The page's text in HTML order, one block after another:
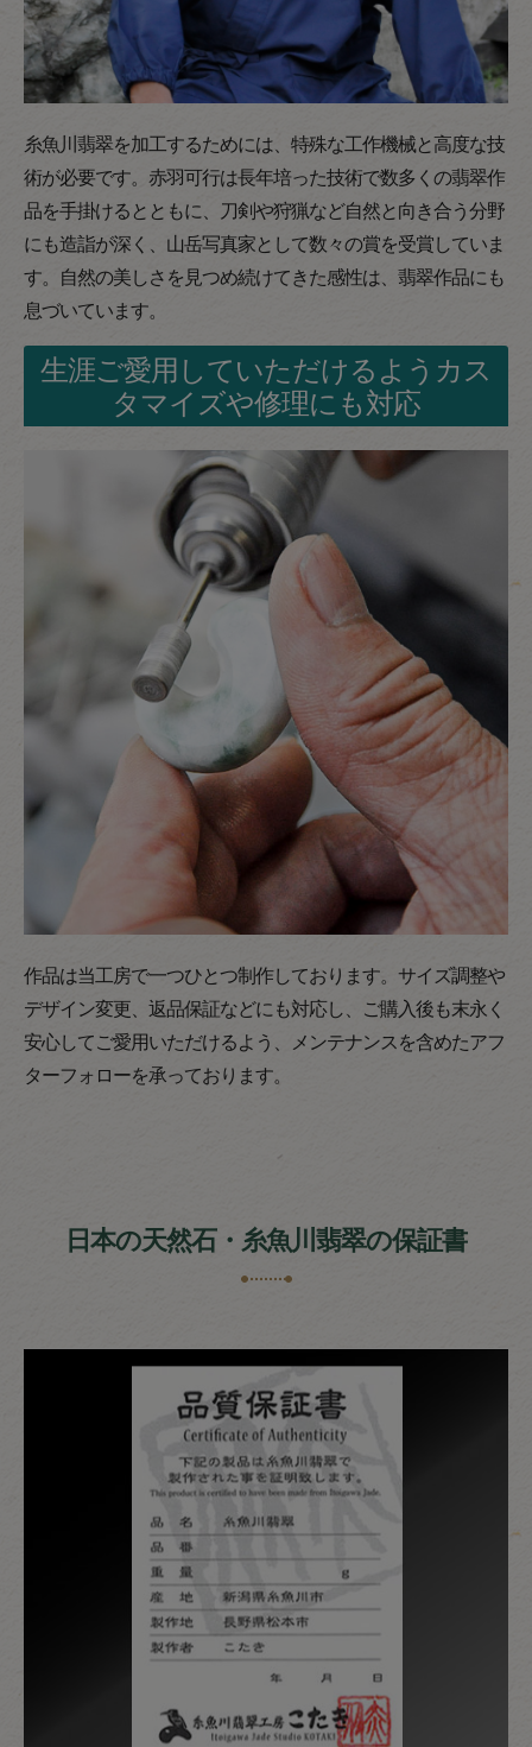
糸魚川翡翠を加工するためには、特殊な工作機械と高度な技
術が必要です。赤羽可行は長年培った技術で数多くの翡翠作
品を手掛けるとともに、刀剣や狩猟など自然と向き合う分野
にも造詣が深く、山岳写真家として数々の賞を受賞していま
す。自然の美しさを見つめ続けてきた感性は、翡翠作品にも
息づいています。
生涯ご愛用していただけるようカス
タマイズや修理にも対応
作品は当工房で一つひとつ制作しております。サイズ調整や
デザイン変更、返品保証などにも対応し、ご購入後も末永く
安心してご愛用いただけるよう、メンテナンスを含めたアフ
ターフォローを承っております。
日本の天然石・糸魚川翡翠の保証書